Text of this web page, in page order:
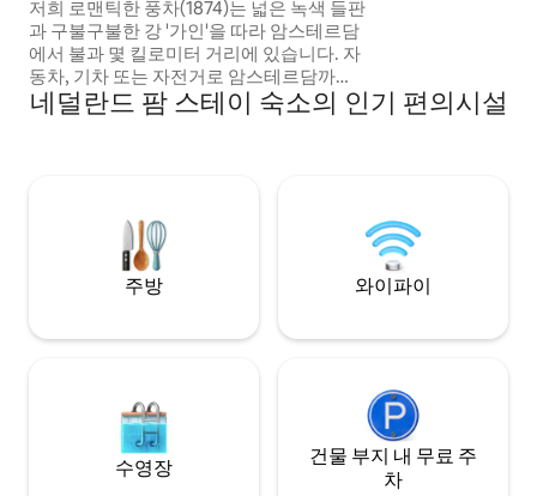
저희 로맨틱한 풍차(1874)는 넓은 녹색 들판
과 구불구불한 강 '가인'을 따라 암스테르담
에서 불과 몇 킬로미터 거리에 있습니다. 자
동차, 기차 또는 자전거로 암스테르담까지
쉽게 이동할 수 있습니다. 풍차 전체를 단독
으로 사용하실 수 있습니다. 3층, 더블 침대
전 예약이 필요하지 않습니다. 수영하기 좋
은 물과 바로 앞에 작은 선착장이 있습니다.
네덜란드 팜 스테이 숙소의 인기 편의시설
주방 와이파이
수영장
건물 부지 내 무료 주
차